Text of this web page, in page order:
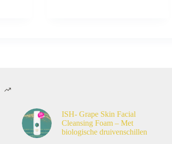
ISH- Grape Skin Facial
Cleansing Foam – Met
biologische druivenschillen